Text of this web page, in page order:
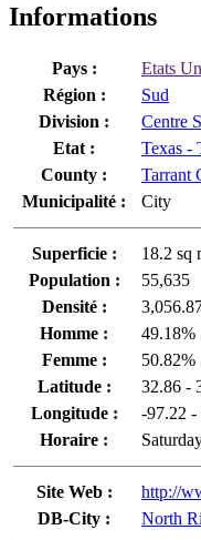
Informations
Pays :
Etats
Région :
Sud
Division :
Centre
Etat :
Texas -
County :
Tarrant
Municipalité :
City
Superficie :
18.2 sq
Population :
55,635
Densité :
Homme :
49.18%
Femme :
50.82%
Latitude :
32.86 -
Longitude :
-97.22 -
Horaire :
Site Web :
http://
DB-City :
North